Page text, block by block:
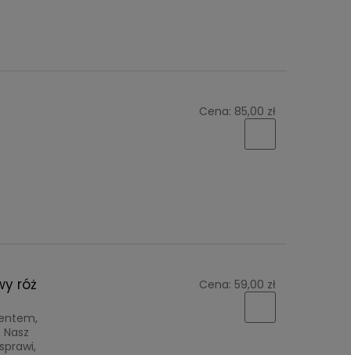
Cena: 85,00 zł
róż Cena: 59,00 zł